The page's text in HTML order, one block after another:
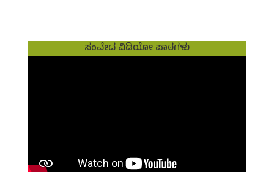
ಸಂವೇದ ವಿಡಿಯೋ ಪಾಠಗಳು